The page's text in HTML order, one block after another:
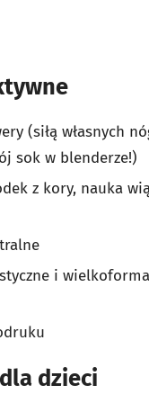
(siłą własnych
sok w blenderze!)
z kory, nauka
i
dzieci